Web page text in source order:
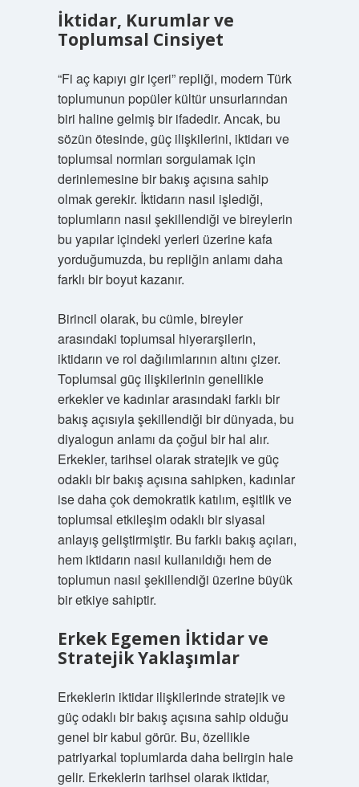
İktidar, Kurumlar ve
Toplumsal Cinsiyet
“Fi aç kapıyı gir içeri” repliği, modern Türk
toplumunun popüler kültür unsurlarından
biri haline gelmiş bir ifadedir. Ancak, bu
sözün ötesinde, güç ilişkilerini, iktidarı ve
toplumsal normları sorgulamak için
derinlemesine bir bakış açısına sahip
olmak gerekir. İktidarın nasıl işlediği,
toplumların nasıl şekillendiği ve bireylerin
bu yapılar içindeki yerleri üzerine kafa
yorduğumuzda, bu repliğin anlamı daha
farklı bir boyut kazanır.
Birincil olarak, bu cümle, bireyler
arasındaki toplumsal hiyerarşilerin,
iktidarın ve rol dağılımlarının altını çizer.
Toplumsal güç ilişkilerinin genellikle
erkekler ve kadınlar arasındaki farklı bir
bakış açısıyla şekillendiği bir dünyada, bu
diyalogun anlamı da çoğul bir hal alır.
Erkekler, tarihsel olarak stratejik ve güç
odaklı bir bakış açısına sahipken, kadınlar
ise daha çok demokratik katılım, eşitlik ve
toplumsal etkileşim odaklı bir siyasal
anlayış geliştirmiştir. Bu farklı bakış açıları,
hem iktidarın nasıl kullanıldığı hem de
toplumun nasıl şekillendiği üzerine büyük
bir etkiye sahiptir.
Erkek Egemen İktidar ve
Stratejik Yaklaşımlar
Erkeklerin iktidar ilişkilerinde stratejik ve
güç odaklı bir bakış açısına sahip olduğu
genel bir kabul görür. Bu, özellikle
patriyarkal toplumlarda daha belirgin hale
gelir. Erkeklerin tarihsel olarak iktidar,